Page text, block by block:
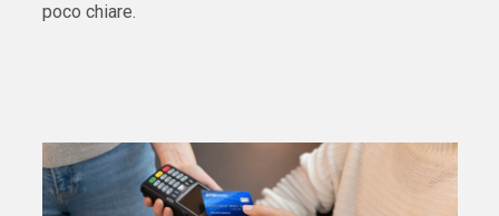
poco chiare.